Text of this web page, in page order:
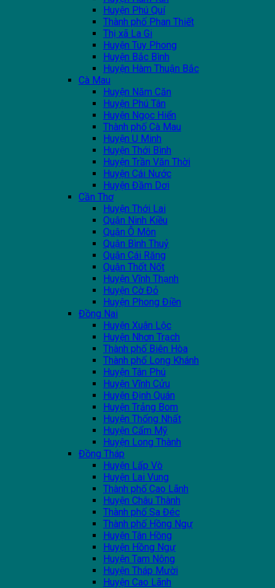
Huyện Phú Quí
Thành phố Phan Thiết
Thị xã La Gi
Huyện Tuy Phong
Huyện Bắc Bình
Huyện Hàm Thuận Bắc
Cà Mau
Huyện Năm Căn
Huyện Phú Tân
Huyện Ngọc Hiển
Thành phố Cà Mau
Huyện U Minh
Huyện Thới Bình
Huyện Trần Văn Thời
Huyện Cái Nước
Huyện Đầm Dơi
Cần Thơ
Huyện Thới Lai
Quận Ninh Kiều
Quận Ô Môn
Quận Bình Thuỷ
Quận Cái Răng
Quận Thốt Nốt
Huyện Vĩnh Thạnh
Huyện Cờ Đỏ
Huyện Phong Điền
Đồng Nai
Huyện Xuân Lộc
Huyện Nhơn Trạch
Thành phố Biên Hòa
Thành phố Long Khánh
Huyện Tân Phú
Huyện Vĩnh Cửu
Huyện Định Quán
Huyện Trảng Bom
Huyện Thống Nhất
Huyện Cẩm Mỹ
Huyện Long Thành
Đồng Tháp
Huyện Lấp Vò
Huyện Lai Vung
Thành phố Cao Lãnh
Huyện Châu Thành
Thành phố Sa Đéc
Thành phố Hồng Ngự
Huyện Tân Hồng
Huyện Hồng Ngự
Huyện Tam Nông
Huyện Tháp Mười
Huyện Cao Lãnh